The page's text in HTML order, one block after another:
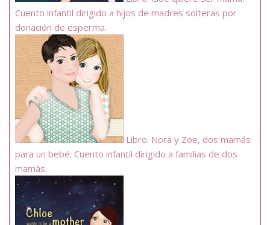
Cuento infantil dirigido a hijos de madres solteras por
donación de esperma.
Libro: Nora y Zoe, dos mamás
para un bebé. Cuento infantil dirigido a familias de dos
mamás.